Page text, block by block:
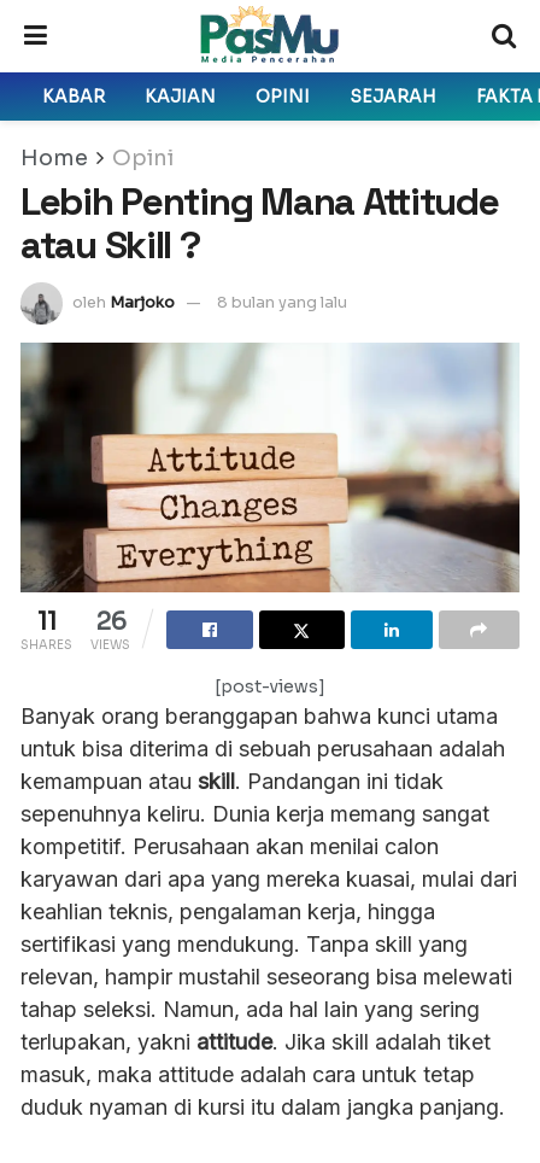
KABAR KAJIAN OPINI SEJARAH FAKTA
Home Opini
Lebih Penting Mana Attitude
atau Skill ?
oleh Marjoko 8 bulan yang lalu
11
SHARES
26
VIEWS
[post-views]
Banyak orang beranggapan bahwa kunci utama
untuk bisa diterima di sebuah perusahaan adalah
kemampuan atau skill. Pandangan ini tidak
sepenuhnya keliru. Dunia kerja memang sangat
kompetitif. Perusahaan akan menilai calon
karyawan dari apa yang mereka kuasai, mulai dari
keahlian teknis, pengalaman kerja, hingga
sertifikasi yang mendukung. Tanpa skill yang
relevan, hampir mustahil seseorang bisa melewati
tahap seleksi. Namun, ada hal lain yang sering
terlupakan, yakni attitude. Jika skill adalah tiket
masuk, maka attitude adalah cara untuk tetap
duduk nyaman di kursi itu dalam jangka panjang.